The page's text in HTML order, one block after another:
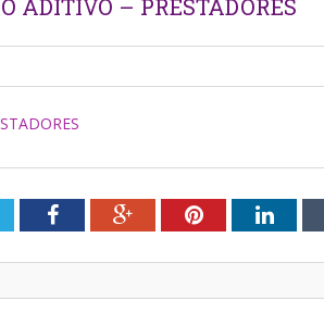
ADITIVO – PRESTADORES
FacebookGoogle+Pinterest